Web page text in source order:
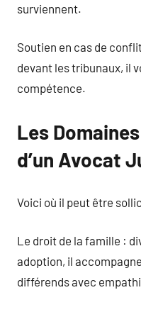
surviennent.
Soutien en cas de
devant les tribunaux, il
compétence.
Les
d’un Avocat
Voici où il peut être
Le droit de la famille :
adoption, il
différends avec